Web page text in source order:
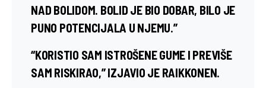
NAD BOLIDOM. BOLID JE BIO DOBAR, BILO JE
PUNO POTENCIJALA U NJEMU.”
“KORISTIO SAM ISTROŠENE GUME I PREVIŠE
SAM RISKIRAO,” IZJAVIO JE RAIKKONEN.